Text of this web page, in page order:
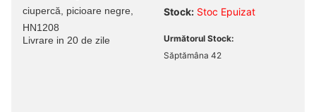
ciupercă, picioare negre,
HN1208
Livrare in 20 de zile
Stock: Stoc Epuizat
Următorul Stock:
Săptămâna 42